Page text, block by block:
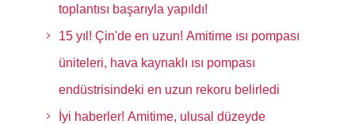
toplantısı başarıyla yapıldı!
15 yıl! Çin'de en uzun! Amitime ısı pompası
üniteleri, hava kaynaklı ısı pompası
endüstrisindeki en uzun rekoru belirledi
İyi haberler! Amitime, ulusal düzeyde